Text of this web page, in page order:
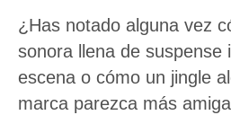
¿Has notado alguna vez
sonora llena de suspense
escena o cómo un jingle
marca parezca más